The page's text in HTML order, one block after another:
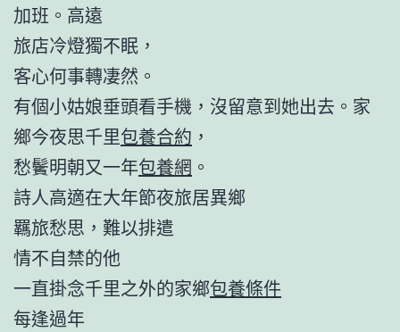
加班。高遠
旅店冷燈獨不眠，
客心何事轉凄然。
有個小姑娘垂頭看手機，沒留意到她出去。家
鄉今夜思千里包養合約 ，
愁鬢明朝又一年包養網 。
詩人高適在大年節夜旅居異鄉
羈旅愁思，難以排遣
情不自禁的他
一直掛念千里之外的家鄉包養條件
每逢過年